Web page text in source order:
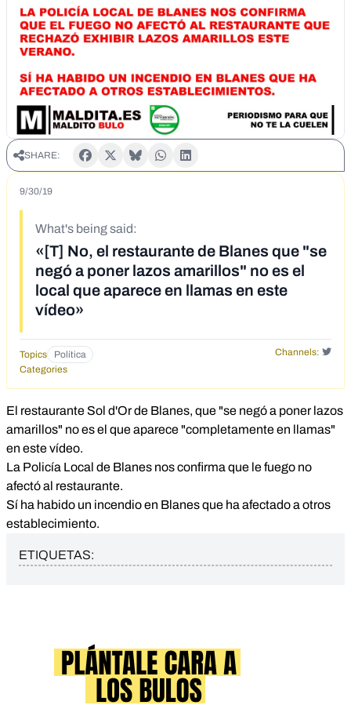
SHARE:
9/30/19
What's being said:
«[T] No, el restaurante de Blanes que "se
negó a poner lazos amarillos" no es el
local que aparece en llamas en este
vídeo»
Topics Política
Channels:
Categories
El restaurante Sol d'Or de Blanes, que "se negó a poner lazos
amarillos" no es el que aparece "completamente en llamas"
en este vídeo.
La Policía Local de Blanes nos confirma que le fuego no
afectó al restaurante.
Sí ha habido un incendio en Blanes que ha afectado a otros
establecimiento.
ETIQUETAS: